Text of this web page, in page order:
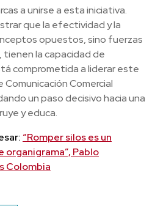
a unirse a esta iniciativa.
que la efectividad y la
opuestos, sino fuerzas
tienen la capacidad de
comprometida a liderar este
Comunicación Comercial
un paso decisivo hacia una
y educa.
“Romper silos es un
organigrama”, Pablo
Colombia